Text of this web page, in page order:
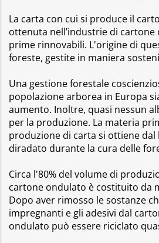
La carta con cui si produce il
ottenuta nell’industrie di
prime rinnovabili. L'origine di
foreste, gestite in maniera
Una gestione forestale
popolazione arborea in Europa
aumento. Inoltre, quasi nessun
per la produzione. La materia
produzione di carta si ottiene dal
diradato durante la cura delle
Circa l'80% del volume di
cartone ondulato è costituito da
Dopo aver rimosso le sostanze
impregnanti e gli adesivi dal
ondulato può essere riciclato